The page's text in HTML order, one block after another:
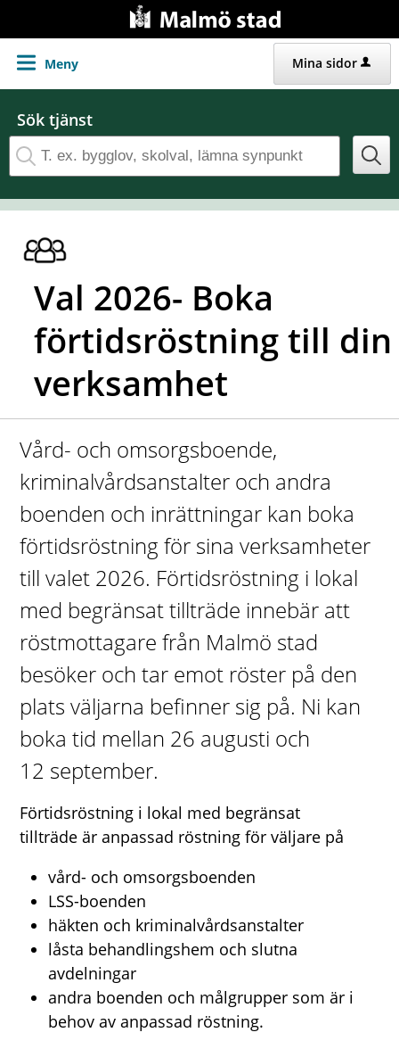
Gå direkt till innehållet
Meny Mina sidor
Sök tjänst
Val 2026- Boka
förtidsröstning till din
verksamhet
Vård- och omsorgsboende,
kriminalvårdsanstalter och andra
boenden och inrättningar kan boka
förtidsröstning för sina verksamheter
till valet 2026. Förtidsröstning i lokal
med begränsat tillträde innebär att
röstmottagare från Malmö stad
besöker och tar emot röster på den
plats väljarna befinner sig på. Ni kan
boka tid mellan 26 augusti och
12 september.
Förtidsröstning i lokal med begränsat
tillträde är anpassad röstning för väljare på
vård- och omsorgsboenden
LSS-boenden
häkten och kriminalvårdsanstalter
låsta behandlingshem och slutna
avdelningar
andra boenden och målgrupper som är i
behov av anpassad röstning.